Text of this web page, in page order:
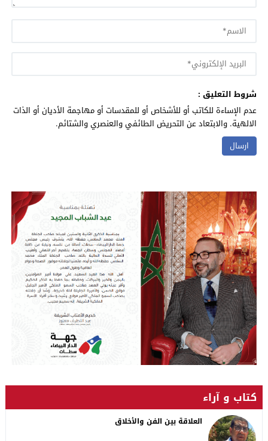
شروط التعليق :
عدم الإساءة للكاتب أو للأشخاص أو للمقدسات أو مهاجمة الأديان أو الذات
الالهية. والابتعاد عن التحريض الطائفي والعنصري والشتائم.
كتاب و آراء
العلاقة بين الفن والأخلاق